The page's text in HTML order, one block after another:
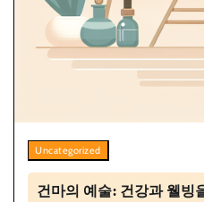
Uncategorized
건마의 예술: 건강과 웰빙